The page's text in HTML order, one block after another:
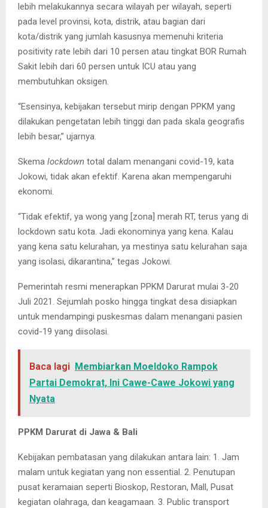
lebih melakukannya secara wilayah per wilayah, seperti
pada level provinsi, kota, distrik, atau bagian dari
kota/distrik yang jumlah kasusnya memenuhi kriteria
positivity rate lebih dari 10 persen atau tingkat BOR Rumah
Sakit lebih dari 60 persen untuk ICU atau yang
membutuhkan oksigen.
“Esensinya, kebijakan tersebut mirip dengan PPKM yang
dilakukan pengetatan lebih tinggi dan pada skala geografis
lebih besar,” ujarnya.
Skema lockdown total dalam menangani covid-19, kata
Jokowi, tidak akan efektif. Karena akan mempengaruhi
ekonomi.
“Tidak efektif, ya wong yang [zona] merah RT, terus yang di
lockdown satu kota. Jadi ekonominya yang kena. Kalau
yang kena satu kelurahan, ya mestinya satu kelurahan saja
yang isolasi, dikarantina,” tegas Jokowi.
Pemerintah resmi menerapkan PPKM Darurat mulai 3-20
Juli 2021. Sejumlah posko hingga tingkat desa disiapkan
untuk mendampingi puskesmas dalam menangani pasien
covid-19 yang diisolasi.
Baca lagi Membiarkan Moeldoko Rampok
Partai Demokrat, Ini Cawe-Cawe Jokowi yang
Nyata
PPKM Darurat di Jawa & Bali
Kebijakan pembatasan yang dilakukan antara lain: 1. Jam
malam untuk kegiatan yang non essential. 2. Penutupan
pusat keramaian seperti Bioskop, Restoran, Mall, Pusat
kegiatan olahraga, dan keagamaan. 3. Public transport